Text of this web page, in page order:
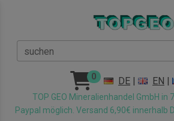
suchen
0 DE | EN |
TOP GEO Mineralienhandel GmbH in
Paypal möglich. Versand 6,90€ innerhalb